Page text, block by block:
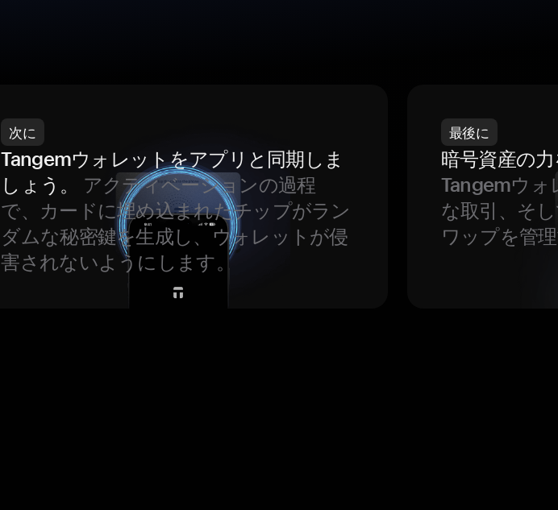
次に
Tangemウォレットをアプリと同期しま
しょう。
アクティベーションの過程
で、カードに埋め込まれたチップがラン
ダムな秘密鍵を生成し、ウォレットが侵
害されないようにします。
最後に
暗号資産の
Tangemウォ
な取引、そ
ワップを管